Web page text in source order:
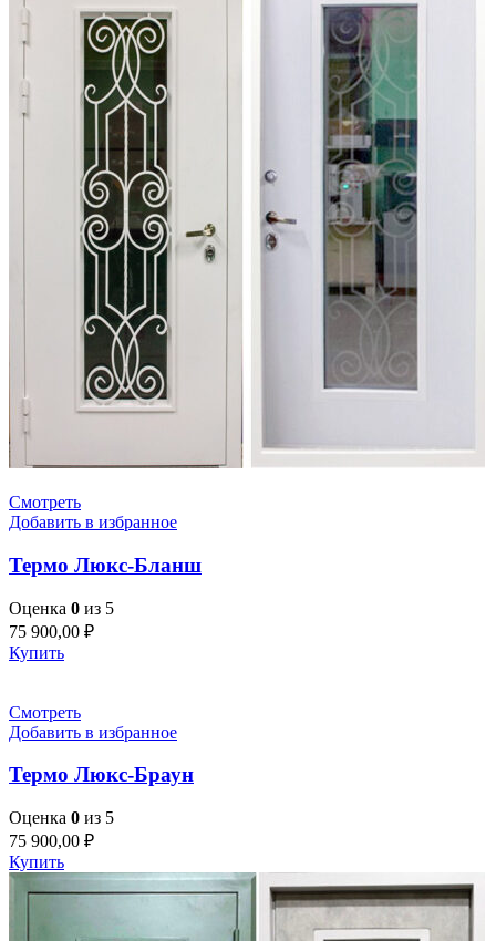
Смотреть
Добавить в избранное
Термо Люкс-Бланш
Оценка 0 из 5
75 900,00 ₽
Купить
Смотреть
Добавить в избранное
Термо Люкс-Браун
Оценка 0 из 5
75 900,00 ₽
Купить